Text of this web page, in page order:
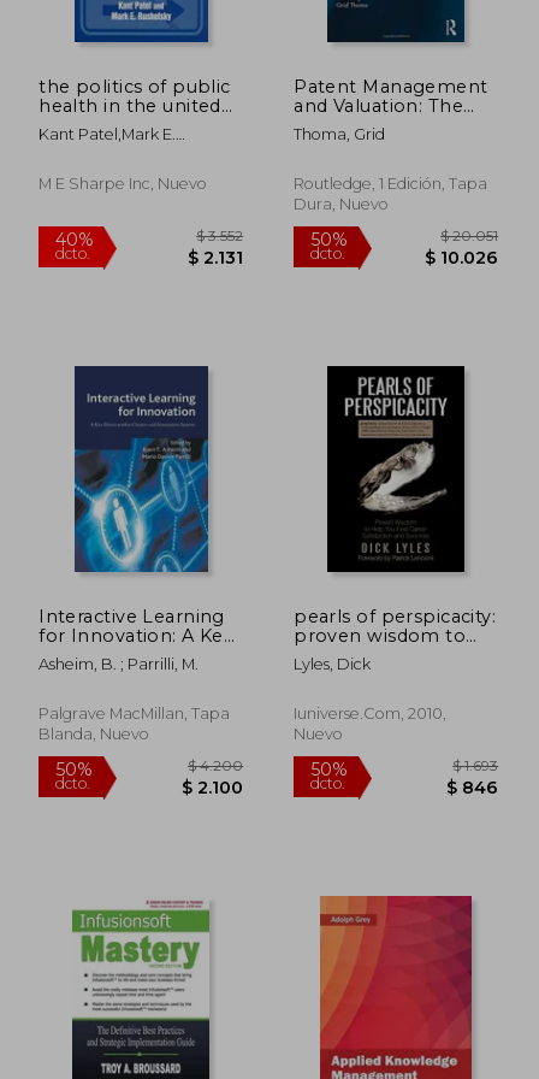
50%
dcto.
50%
dcto.
50%
dcto. $ 2.252
50%
dcto.
the politics of public
health in the united
states
Kant Patel,mark E.
M E Sharpe Inc, Nuevo
Patent Management
and Valuation: The
Strategic and
Geographical
Inglés)
Thoma, Grid
Routledge, 1 Edición, Tapa
Dura, Nuevo
Interactive Learning
for Innovation: A Key
Driver Within Clusters
and Innovation
Asheim, B. ; Parrilli, M.
Palgrave MacMillan, Tapa
Blanda, Nuevo
pearls of perspicacity:
proven wisdom to
help you find career
satisfaction and
Lyles, Dick
Iuniverse.com, 2010,
Nuevo